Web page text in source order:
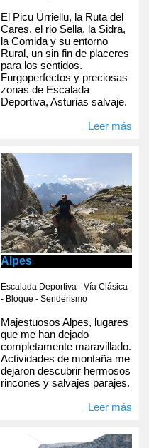
El Picu Urriellu, la Ruta del
Cares, el rio Sella, la Sidra,
la Comida y su entorno
Rural, un sin fin de placeres
para los sentidos.
Furgoperfectos y preciosas
zonas de Escalada
Deportiva, Asturias salvaje.
Leer más
Alpes
Escalada Deportiva - Vía Clásica
- Bloque - Senderismo
Majestuosos Alpes, lugares
que me han dejado
completamente maravillado.
Actividades de montaña me
dejaron descubrir hermosos
rincones y salvajes parajes.
Leer más